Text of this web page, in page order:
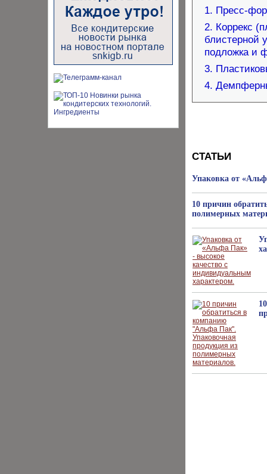
1. Пресс-
2. Коррекс
блистерной
подложка и
3.
4.
СТАТЬИ
Упаковка от
10 причин
полимерных